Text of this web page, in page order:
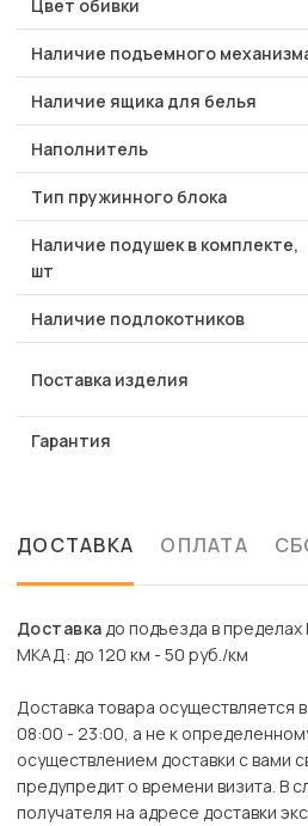
Цвет обивки
Наличие подъемного
Наличие ящика для белья
Наполнитель
Тип пружинного блока
Наличие подушек в комплекте,
шт
Наличие подлокотников
Поставка изделия
Гарантия
ДОСТАВКА ОПЛАТА
Доставкадо подъезда в
МКАД: до 120 км - 50 руб./км
Доставка товара осуществляется
08:00 - 23:00, а не к
осуществлением доставки с вами
предупредит о времени визита. В
получателя на адресе доставки